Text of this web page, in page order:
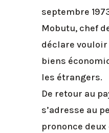
septembre
Mobutu, chef
déclare
biens
les étrangers.
De retour au
s’adresse au
prononce